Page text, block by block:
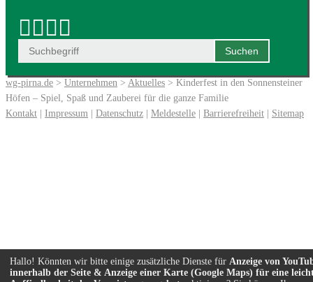
wg-pirna.de > Unternehmen > Aktuelles > Kinderfest in den Sonnensteiner
Höfen – Spiel, Spaß und Zauberei für die ganze Familie
Kontakt | Impressum | Datenschutz | Meldestelle | Barrierefreiheit | Sitemap
Hallo! Könnten wir bitte einige zusätzliche Dienste für Anzeige von
innerhalb der Seite & Anzeige einer Karte (Google Maps) für eine